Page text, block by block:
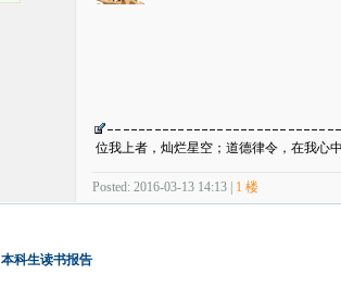
位我上者，灿烂星空；道德律令，在我心
Posted: 2016-03-13 14:13 | 1 楼
本科生读书报告